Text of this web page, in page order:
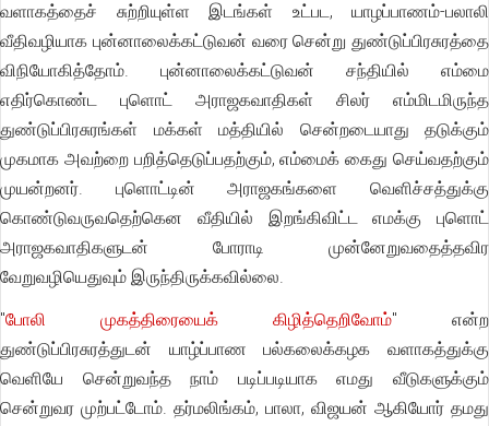
வளாகத்தைச் சுற்றியுள்ள இடங்கள் உட்பட, யாழப்பாணம்-பலாலி
வீதிவழியாக புன்னாலைக்கட்டுவன் வரை சென்று துண்டுப்பிரசுரத்தை
விநியோகித்தோம். புன்னாலைக்கட்டுவன் சந்தியில் எம்மை
எதிர்கொண்ட புளொட் அராஜகவாதிகள் சிலர் எம்மிடமிருந்த
துண்டுப்பிரசுரங்கள் மக்கள் மத்தியில் சென்றடையாது தடுக்கும்
முகமாக அவற்றை பறித்தெடுப்பதற்கும், எம்மைக் கைது செய்வதற்கும்
முயன்றனர். புளொட்டின் அராஜகங்களை வெளிச்சத்துக்கு
கொண்டுவருவதெற்கென வீதியில் இறங்கிவிட்ட எமக்கு புளொட்
அராஜகவாதிகளுடன் போராடி முன்னேறுவதைத்தவிர
வேறுவழியெதுவும் இருந்திருக்கவில்லை.
"போலி முகத்திரையைக் கிழித்தெறிவோம்" என்ற
துண்டுப்பிரசுரத்துடன் யாழ்ப்பாண பல்கலைக்கழக வளாகத்துக்கு
வெளியே சென்றுவந்த நாம் படிப்படியாக எமது வீடுகளுக்கும்
சென்றுவர முற்பட்டோம். தர்மலிங்கம், பாலா, விஜயன் ஆகியோர் தமது